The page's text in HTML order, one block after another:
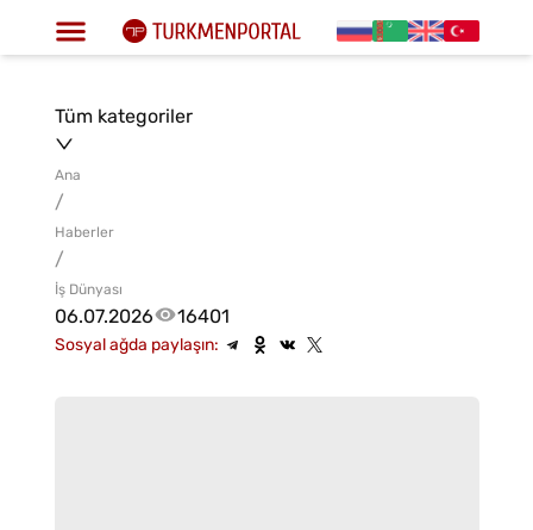
Tüm kategoriler
Ana
/
Haberler
/
İş Dünyası
06.07.2026 16401
Sosyal ağda paylaşın: